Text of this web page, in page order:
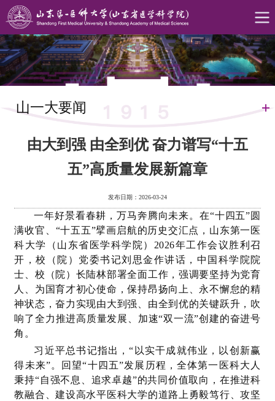
山一大要闻
由大到强 由全到优 奋力谱写“十五
五”高质量发展新篇章
发布日期：2026-03-24
一年好景看春耕，万马奔腾向未来。在“十四五”圆
满收官、“十五五”擘画启航的历史交汇点，山东第一医
科大学（山东省医学科学院）2026年工作会议胜利召
开，校（院）党委书记刘思金作讲话，中国科学院院
士、校（院）长陆林部署全面工作，强调要坚持为党育
人、为国育才初心使命，保持昂扬向上、永不懈怠的精
神状态，奋力实现由大到强、由全到优的关键跃升，吹
响了全力推进高质量发展、加速“双一流”创建的奋进号
角。
习近平总书记指出，“以实干成就伟业，以创新赢
得未来”。回望“十四五”发展历程，全体第一医科大人
秉持“自强不息、追求卓越”的共同价值取向，在推进科
教融合、建设高水平医科大学的道路上勇毅笃行、攻坚